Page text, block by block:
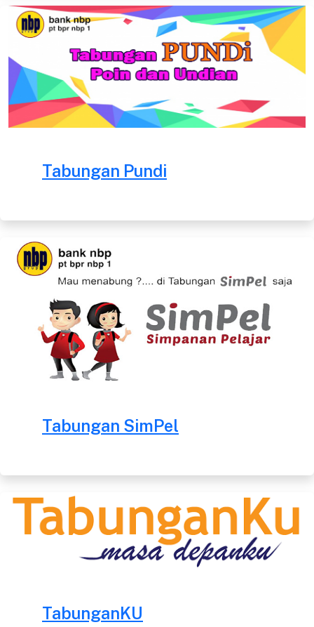
Tabungan Pundi
Tabungan SimPel
TabunganKU